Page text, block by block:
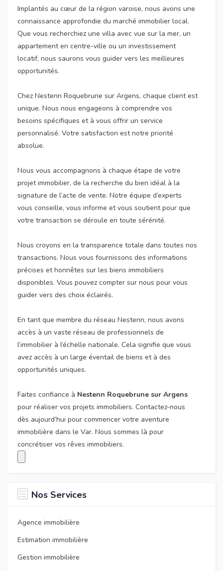
Implantés au cœur de la région varoise, nous avons une
connaissance approfondie du marché immobilier local.
Que vous recherchiez une villa avec vue sur la mer, un
appartement en centre-ville ou un investissement
locatif, nous saurons vous guider vers les meilleures
opportunités.
Chez Nestenn Roquebrune sur Argens, chaque client est
unique. Nous nous engageons à comprendre vos
besoins spécifiques et à vous offrir un service
personnalisé. Votre satisfaction est notre priorité
absolue.
Nous vous accompagnons à chaque étape de votre
projet immobilier, de la recherche du bien idéal à la
signature de l’acte de vente. Notre équipe d’experts
vous conseille, vous informe et vous soutient pour que
votre transaction se déroule en toute sérénité.
Nous croyons en la transparence totale dans toutes nos
transactions. Nous vous fournissons des informations
précises et honnêtes sur les biens immobiliers
disponibles. Vous pouvez compter sur nous pour vous
guider vers des choix éclairés.
En tant que membre du réseau Nestenn, nous avons
accès à un vaste réseau de professionnels de
l’immobilier à l’échelle nationale. Cela signifie que vous
avez accès à un large éventail de biens et à des
opportunités uniques.
Faites confiance à Nestenn Roquebrune sur Argens
pour réaliser vos projets immobiliers. Contactez-nous
dès aujourd’hui pour commencer votre aventure
immobilière dans le Var. Nous sommes là pour
concrétiser vos rêves immobiliers.
Nos Services
Agence immobilière
Estimation immobilière
Gestion immobilière